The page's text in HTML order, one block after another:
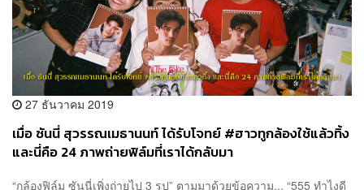
27 ธันวาคม 2019
เมื่อ ซันนี่ สุวรรณเมธานนท์ ได้รับโจทย์ #ฮาวทูกล้องใช้แล้วทิ้ง
และนี่คือ 24 ภาพถ่ายฟิล์มที่เราได้กลับมา
“กล้องฟิล์ม ซันนี่เพิ่งถ่ายไป 3 รูป” ตามมาด้วยข้อความ... “555 ทำไงดี